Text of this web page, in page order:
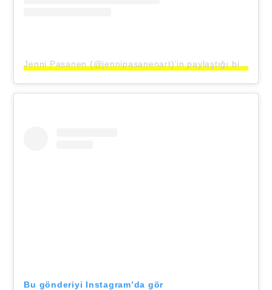
Jenni Pasanen (@jennipasanenart)’in paylaştığı bir gönderi
Bu gönderiyi Instagram’da gör